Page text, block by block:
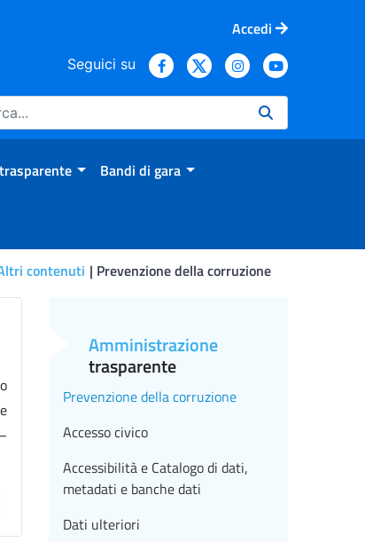
Accedi
Seguici su
Bandi di gara
contenuti Prevenzione della corruzione
Amministrazione
trasparente
Prevenzione della corruzione
Accesso civico
Accessibilità e Catalogo di dati,
metadati e banche dati
Dati ulteriori